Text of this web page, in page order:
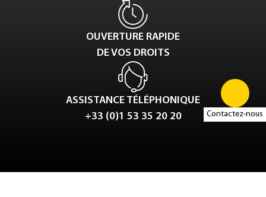
Contactez-nous
OUVERTURE RAPIDE
DE VOS DROITS
ASSISTANCE TÉLÉPHONIQUE
+33 (0)1 53 35 20 20